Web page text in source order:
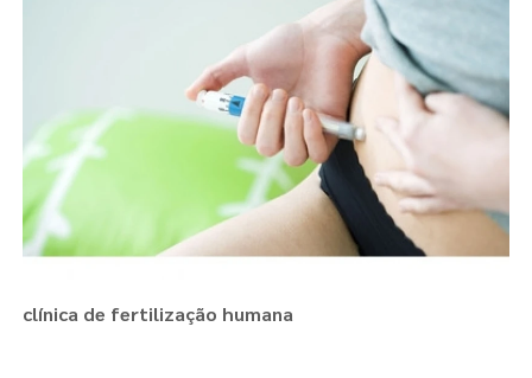
clínica de fertilização humana